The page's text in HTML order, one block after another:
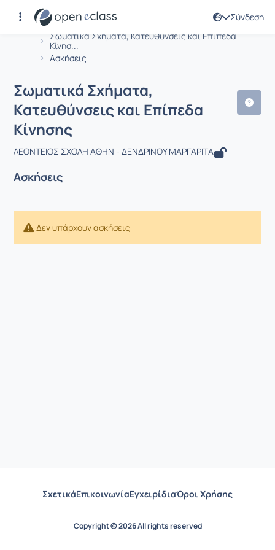
Σύνδεση
Αρχική Σελίδα
Σωματικά Σχήματα, Κατευθύνσεις και Επίπεδα
Κίνησ...
Ασκήσεις
Μάθημα : Σωματικά Σχήματα,
Σωματικά Σχήματα,
Κατευθύνσεις και Επίπεδα
Κίνησης
ΛΕΟΝΤΕΙΟΣ ΣΧΟΛΗ ΑΘΗΝ - ΔΕΝΔΡΙΝΟΥ ΜΑΡΓΑΡΙΤΑ
Ασκήσεις
Δεν υπάρχουν ασκήσεις
ΣχετικάΕπικοινωνίαΕγχειρίδιαΌροι Χρήσης
Copyright © 2026 All rights reserved